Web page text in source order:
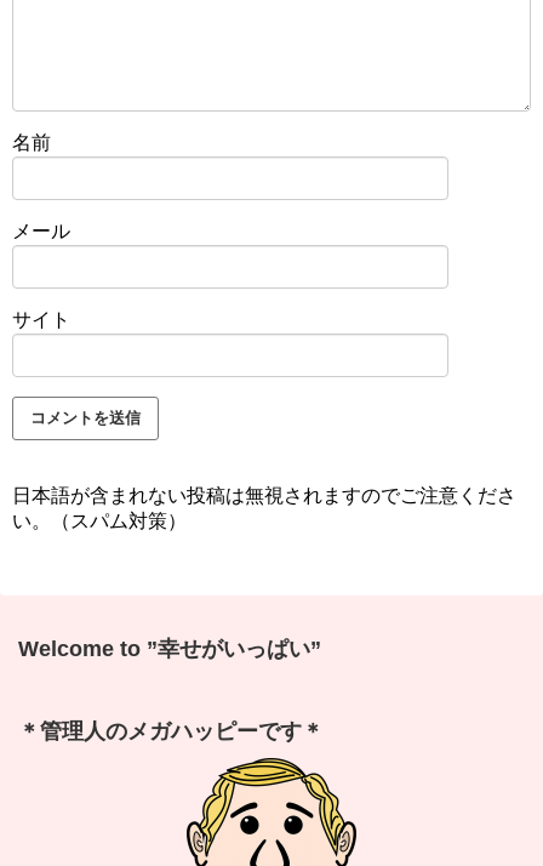
名前
メール
サイト
日本語が含まれない投稿は無視されますのでご注意くださ
い。（スパム対策）
Welcome to ”幸せがいっぱい”
＊管理人のメガハッピーです＊